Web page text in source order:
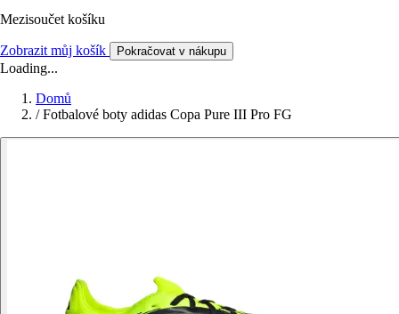
Mezisoučet košíku
Zobrazit můj košík Pokračovat v nákupu
Loading...
Domů
/ Fotbalové boty adidas Copa Pure III Pro FG